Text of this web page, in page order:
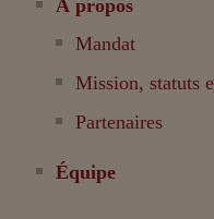
À propos
Mandat
Mission, statuts
Partenaires
Équipe